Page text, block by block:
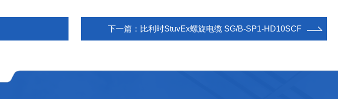
下一篇： 比利时StuvEx螺旋电缆 SG/B-SP1-HD10SCF